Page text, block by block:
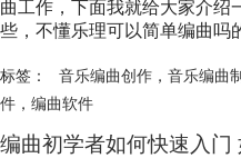
曲工作，下面我就给大家介绍
些，不懂乐理可以简单编曲吗
标签： 音乐编曲创作， 音乐编曲
件 ， 编曲软件
编曲初学者如何快速入门